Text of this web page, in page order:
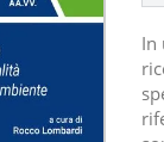
In